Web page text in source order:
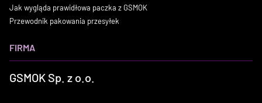
Jak wygląda prawidłowa paczka z GSMOK
Przewodnik pakowania przesyłek
FIRMA
GSMOK Sp. z o.o.